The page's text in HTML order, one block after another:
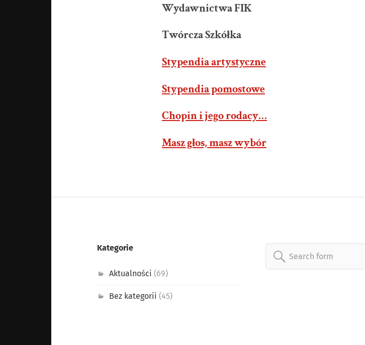
Wydawnictwa FIK
Twórcza Szkółka
Stypendia artystyczne
Stypendia pomostowe
Chopin i jego rodacy…
Masz głos, masz wybór
Kategorie
Aktualności (69)
Bez kategorii (45)
Search